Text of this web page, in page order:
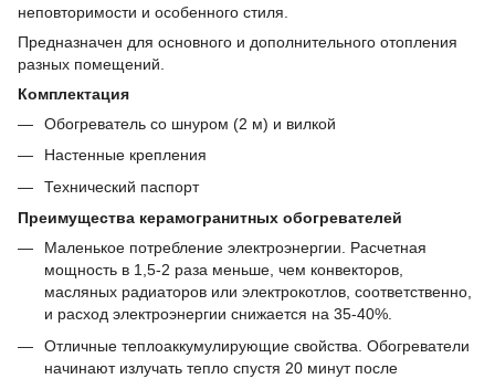
неповторимости и особенного стиля.
Предназначен для основного и дополнительного отопления
разных помещений.
Комплектация
Обогреватель со шнуром (2 м) и вилкой
Настенные крепления
Технический паспорт
Преимущества керамогранитных обогревателей
Маленькое потребление электроэнергии. Расчетная
мощность в 1,5-2 раза меньше, чем конвекторов,
масляных радиаторов или электрокотлов, соответственно,
и расход электроэнергии снижается на 35-40%.
Отличные теплоаккумулирующие свойства. Обогреватели
начинают излучать тепло спустя 20 минут после